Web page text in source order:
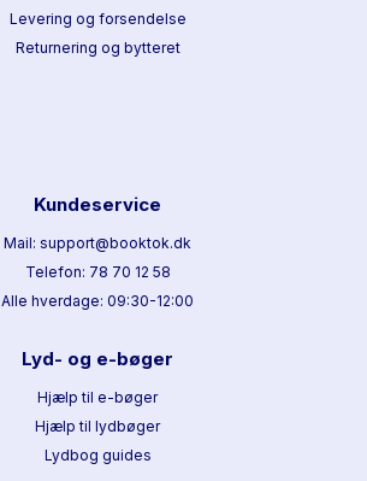
Levering og forsendelse
Returnering og bytteret
Kundeservice
Mail: support@booktok.dk
Telefon: 78 70 12 58
Alle hverdage: 09:30-12:00
Lyd- og e-bøger
Hjælp til e-bøger
Hjælp til lydbøger
Lydbog guides